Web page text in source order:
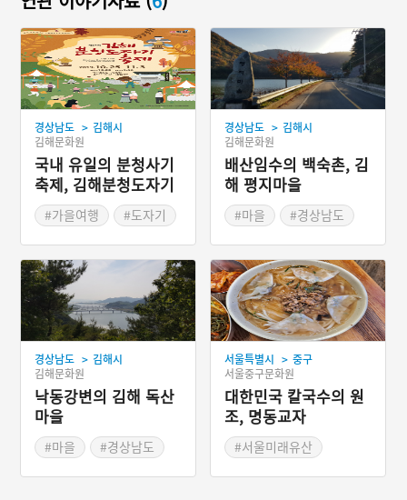
경상남도 > 김해시
김해문화원
국내 유일의 분청사기
축제, 김해분청도자기
축제
#가을여행
#도자기
경상남도 > 김해시
김해문화원
배산임수의 백숙촌, 김
해 평지마을
#마을
#경상남도
경상남도 > 김해시
김해문화원
낙동강변의 김해 독산
마을
#마을
#경상남도
서울특별시 > 중구
서울중구문화원
대한민국 칼국수의 원
조, 명동교자
#서울미래유산